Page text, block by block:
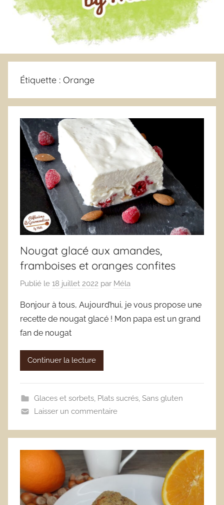
Étiquette : Orange
Nougat glacé aux amandes,
framboises et oranges confites
Publié le 18 juillet 2022 par Méla
Bonjour à tous, Aujourd’hui, je vous propose une
recette de nougat glacé ! Mon papa est un grand
fan de nougat
Continuer la lecture
Glaces et sorbets, Plats sucrés, Sans gluten
Laisser un commentaire